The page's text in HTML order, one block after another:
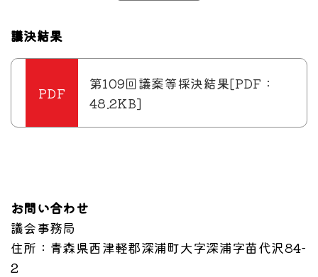
議決結果
第109回議案等採決結果[PDF：
48.2KB]
お問い合わせ
議会事務局
住所 ：青森県西津軽郡深浦町大字深浦字苗代沢84-
2